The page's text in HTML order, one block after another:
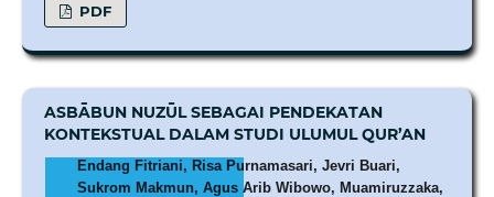
PDF
ASBĀBUN NUZŪL SEBAGAI PENDEKATAN
KONTEKSTUAL DALAM STUDI ULUMUL QUR’AN
Endang Fitriani, Risa Purnamasari, Jevri Buari,
Sukrom Makmun, Agus Arib Wibowo, Muamiruzzaka,